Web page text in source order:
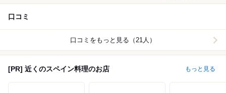
口コミ
口コミをもっと見る（21人）
[PR] 近くのスペイン料理のお店 もっと見る